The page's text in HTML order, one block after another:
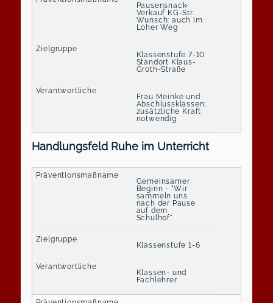
Pausensnack-
Verkauf KG-Str.
Wunsch: auch im
Loher Weg
Klassenstufe 7-10
Standort Klaus-
Groth-Straße
Frau Meinke und
Abschlussklassen;
zusätzliche Kraft
notwendig
Handlungsfeld Ruhe im Unterricht
Gemeinsamer
Beginn - "Wir
sammeln uns
nach der Pause
auf dem
Schulhof"
Klassenstufe 1-6
Klassen- und
Fachlehrer